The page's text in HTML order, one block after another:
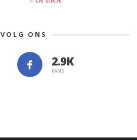
VOLG ONS
FANS